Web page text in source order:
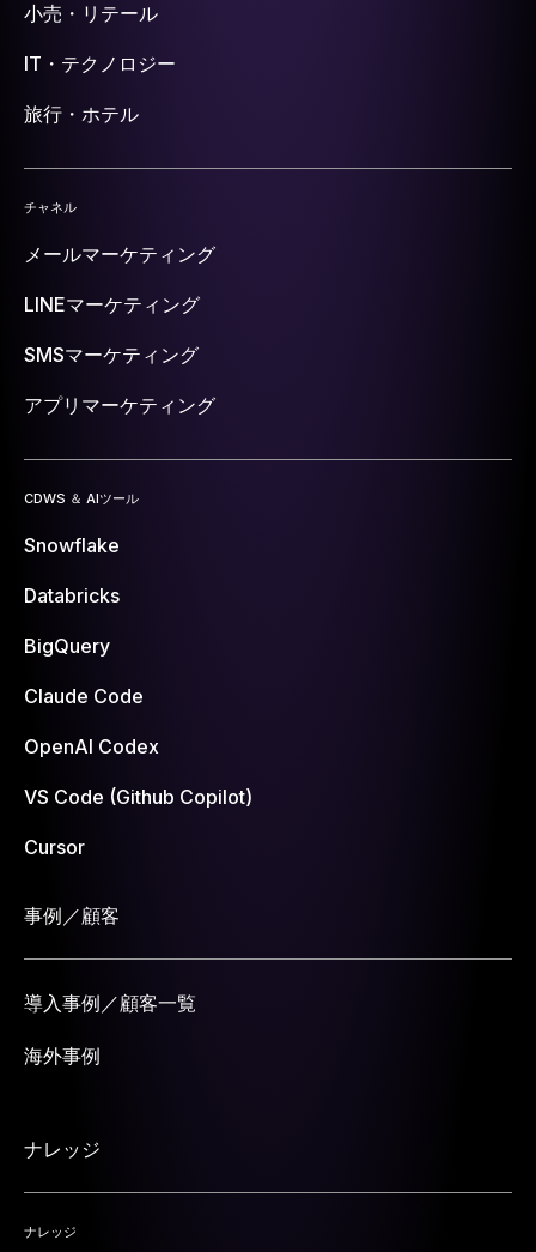
小売・リテール
IT・テクノロジー
旅行・ホテル
チャネル
メールマーケティング
LINEマーケティング
SMSマーケティング
アプリマーケティング
CDWS ＆ AIツール
Snowflake
Databricks
BigQuery
Claude Code
OpenAI Codex
VS Code (Github Copilot)
Cursor
事例／顧客
導入事例／顧客一覧
海外事例
ナレッジ
ナレッジ